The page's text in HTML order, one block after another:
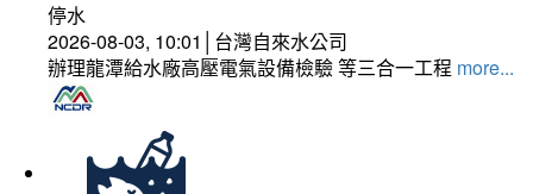
停水
2026-08-03, 10:01│台灣自來水公司
辦理龍潭給水廠高壓電氣設備檢驗 等三合一工程 more...